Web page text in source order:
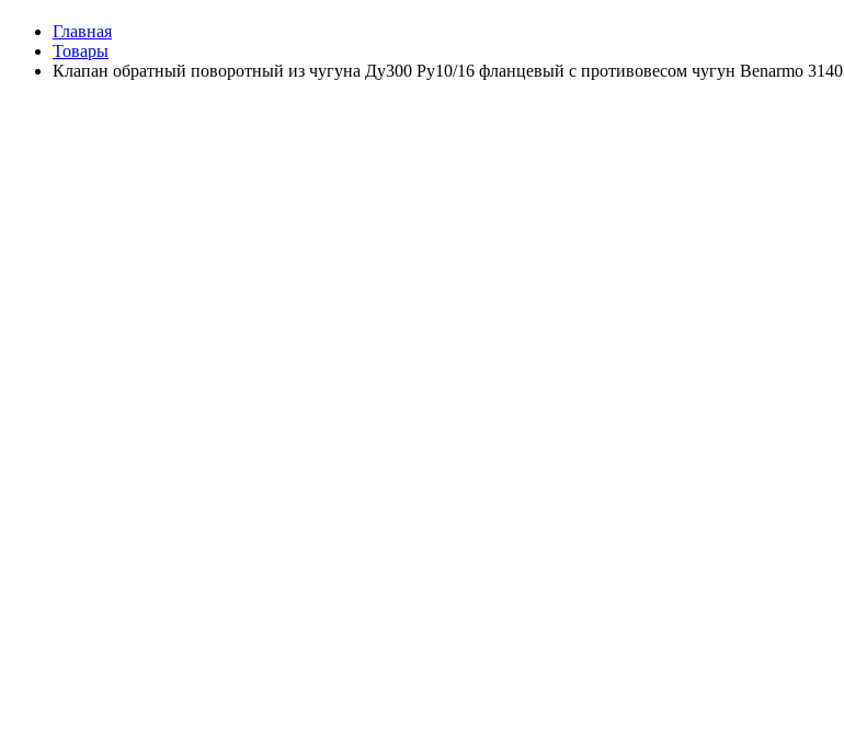
Главная
Товары
Клапан обратный поворотный из чугуна Ду300 Ру10/16 фланцевый с противовесом чугун Benarmo 3140